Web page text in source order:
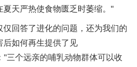
夏天严热使食物匮乏时萎缩。"
仅回答了进化的问题，还为我们的
后如何再生提供了见
"三个远亲的哺乳动物群体可以收